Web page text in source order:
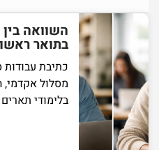
השוואה בין
בתואר
כתיבת עבודות
מסלול
בלימודי